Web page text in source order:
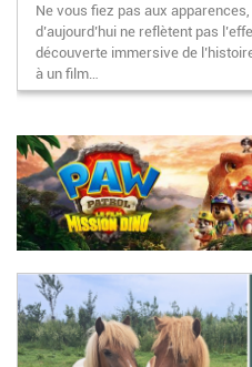
Ne vous fiez pas aux
d’aujourd’hui ne reflètent pas
découverte immersive de
à un film…